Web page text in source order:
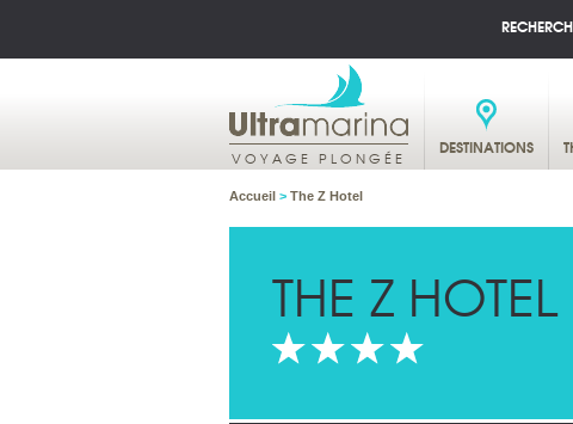
VOYAGE PLONGÉE DESTINATIONS
Accueil > The Z Hotel
THE Z HOTEL